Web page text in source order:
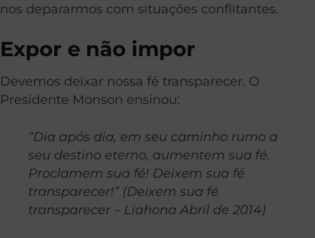
nos depararmos com situações conflitantes.
Expor e não impor
Devemos deixar nossa fé transparecer. O
Presidente Monson ensinou:
“Dia após dia, em seu caminho rumo a
seu destino eterno, aumentem sua fé.
Proclamem sua fé! Deixem sua fé
transparecer!” (Deixem sua fé
transparecer – Liahona Abril de 2014)